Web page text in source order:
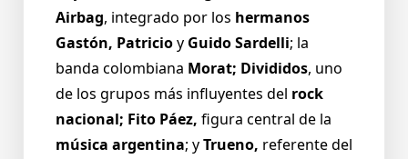
Airbag, integrado por los hermanos
Gastón, Patricioy Guido Sardelli; la
banda colombiana Morat; Divididos, uno
de los grupos más influyentes del rock
nacional; Fito Páez, figura central de la
música argentina; yTrueno, referente del